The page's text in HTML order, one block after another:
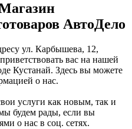
АвтоДело
ул. Карбышева, 12,
вас на нашей
Кустанай. Здесь вы можете
о нас.
услуги как новым, так и
будем рады, если вы
о нас в соц. сетях.